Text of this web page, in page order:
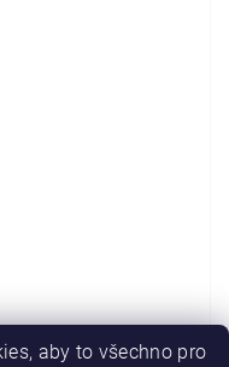
aby to všechno pro